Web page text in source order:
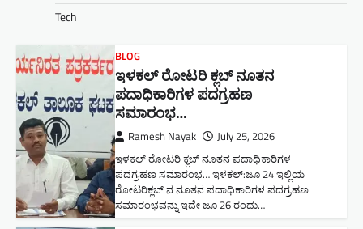
Tech
BLOG
ಇಳಕಲ್ ರೋಟರಿ ಕ್ಲಬ್ ನೂತನ‌
ಪದಾಧಿಕಾರಿಗಳ ಪದಗ್ರಹಣ
ಸಮಾರಂಭ…
Ramesh Nayak July 25, 2026
ಇಳಕಲ್ ರೋಟರಿ ಕ್ಲಬ್ ನೂತನ‌ ಪದಾಧಿಕಾರಿಗಳ
ಪದಗ್ರಹಣ ಸಮಾರಂಭ… ಇಳಕಲ್:ಜೂ 24 ಇಲ್ಲಿಯ
ರೋಟರಿಕ್ಲಬ್ ನ ನೂತನ ಪದಾಧಿಕಾರಿಗಳ ಪದಗ್ರಹಣ
ಸಮಾರಂಭವನ್ನು ಇದೇ ಜೂ 26 ರಂದು…